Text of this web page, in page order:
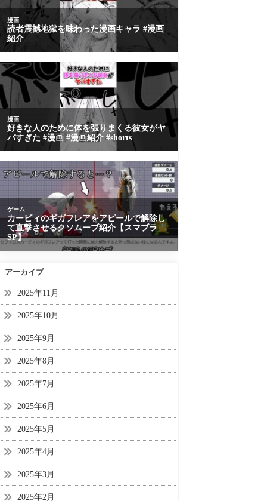
アーカイブ
2025年11月
2025年10月
2025年9月
2025年8月
2025年7月
2025年6月
2025年5月
2025年4月
2025年3月
2025年2月